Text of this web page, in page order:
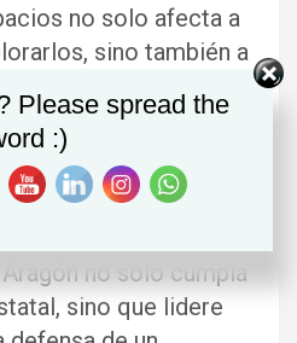
no solo afecta a
sino también a
su legado.
valentía. Reformar la
y destinar los
no solo cumpla
sino que lidere
Please spread the
:)